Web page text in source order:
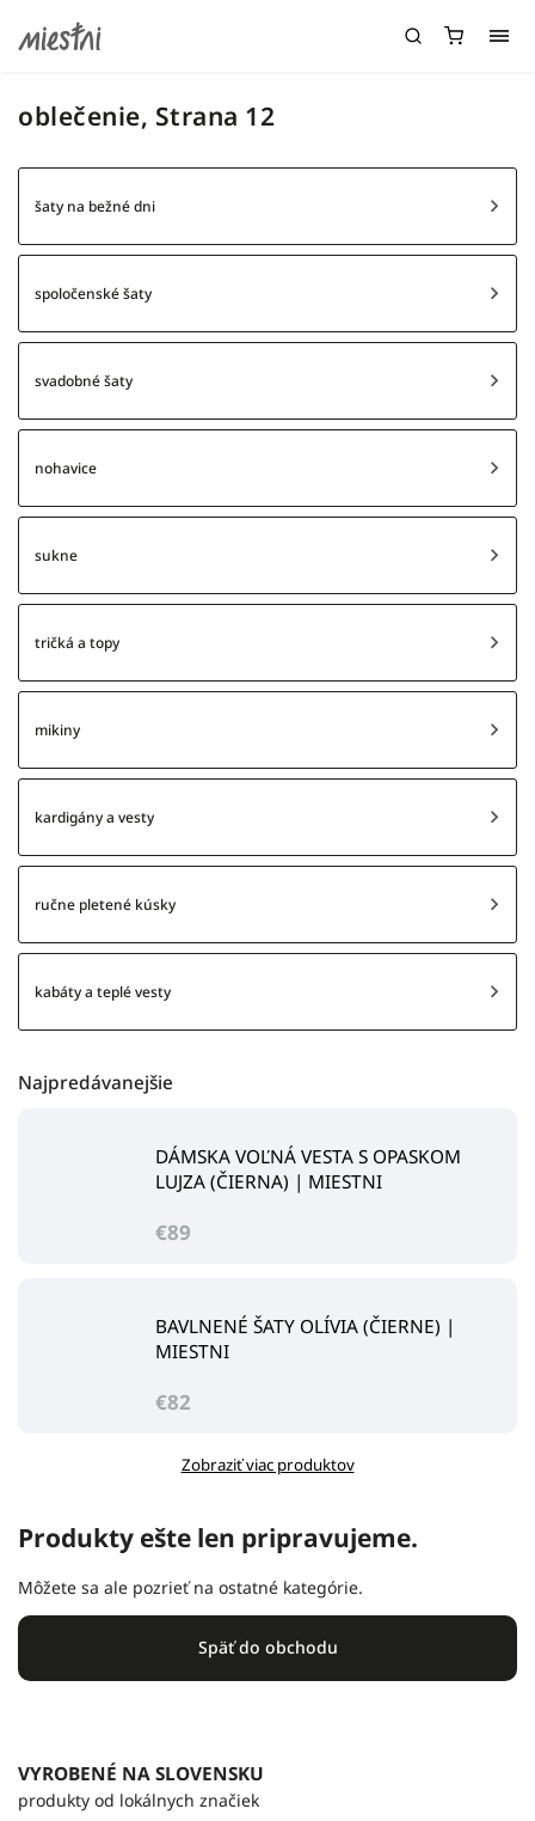
oblečenie, Strana 12
šaty na bežné dni
spoločenské šaty
svadobné šaty
nohavice
sukne
tričká a topy
mikiny
kardigány a vesty
ručne pletené kúsky
kabáty a teplé vesty
Najpredávanejšie
DÁMSKA VOĽNÁ VESTA S OPASKOM
LUJZA (ČIERNA) | MIESTNI
€89
BAVLNENÉ ŠATY OLÍVIA (ČIERNE) |
MIESTNI
€82
Zobraziť viac produktov
Produkty ešte len pripravujeme.
Môžete sa ale pozrieť na ostatné kategórie.
Späť do obchodu
VYROBENÉ NA SLOVENSKU
produkty od lokálnych značiek